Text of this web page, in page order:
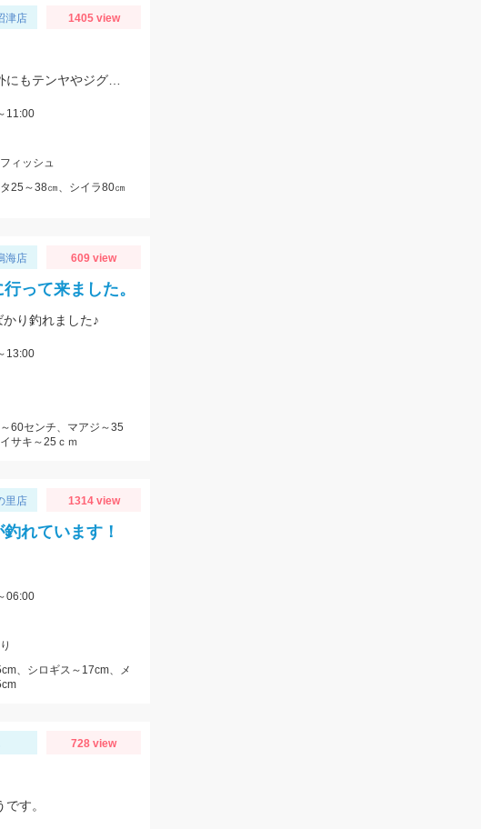
津店 1405 view
11:00
ィッシュ
25～38㎝、シイラ80㎝
海店 609 view
って来ました。
り釣れました♪
13:00
60センチ、マアジ～35
サキ～25ｃｍ
里店 1314 view
れています！
06:00
、シロギス～17cm、メ
728 view
す。